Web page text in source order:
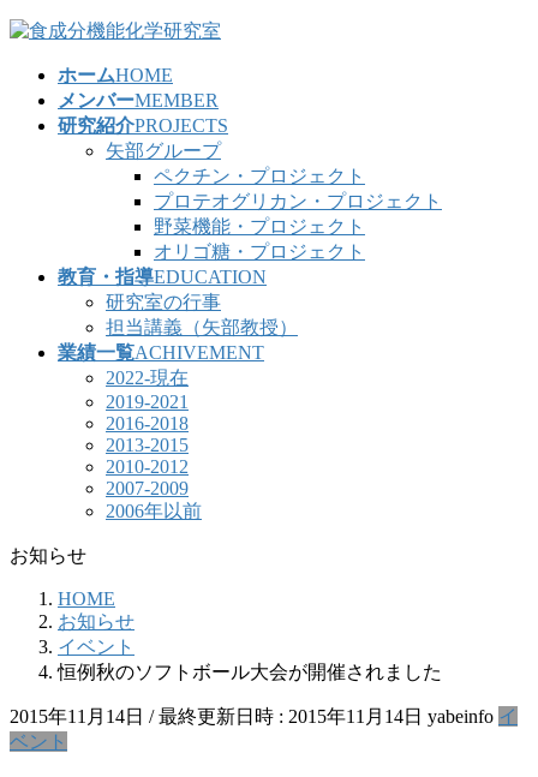
コ
ナ
ホームHOME
メンバーMEMBER
研究紹介PROJECTS
矢部グループ
ペクチン・プロジェクト
プロテオグリカン・プロジェクト
野菜機能・プロジェクト
オリゴ糖・プロジェクト
教育・指導EDUCATION
研究室の行事
担当講義（矢部教授）
業績一覧ACHIVEMENT
2022-現在
2019-2021
2016-2018
2013-2015
2010-2012
2007-2009
2006年以前
お知らせ
HOME
お知らせ
イベント
恒例秋のソフトボール大会が開催されました
2015年11月14日 / 最終更新日時 : 2015年11月14日 yabeinfo イ
ベント